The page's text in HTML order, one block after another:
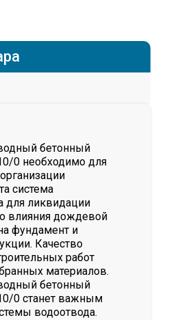
бетонный
0 необходимо для
система
для ликвидации
влияния дождевой
фундамент и
Качество
работ
материалов.
бетонный
0 станет важным
водоотвода.